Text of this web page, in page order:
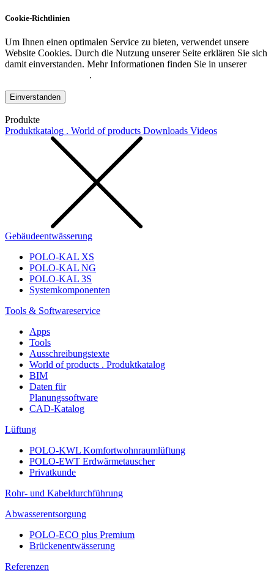
Cookie-Richtlinien
Um Ihnen einen optimalen Service zu bieten, verwendet unsere
Website Cookies. Durch die Nutzung unserer Seite erklären Sie sich
damit einverstanden. Mehr Informationen finden Sie in unserer
.
Einverstanden
Produkte
Produktkatalog . World of products Downloads Videos
Gebäudeentwässerung
POLO-KAL XS
POLO-KAL NG
POLO-KAL 3S
Systemkomponenten
Tools & Softwareservice
Apps
Tools
Ausschreibungstexte
World of products . Produktkatalog
BIM
Daten für
Planungssoftware
CAD-Katalog
Lüftung
POLO-KWL Komfortwohnraumlüftung
POLO-EWT Erdwärmetauscher
Privatkunde
Rohr- und Kabeldurchführung
Abwasserentsorgung
POLO-ECO plus Premium
Brückenentwässerung
Referenzen